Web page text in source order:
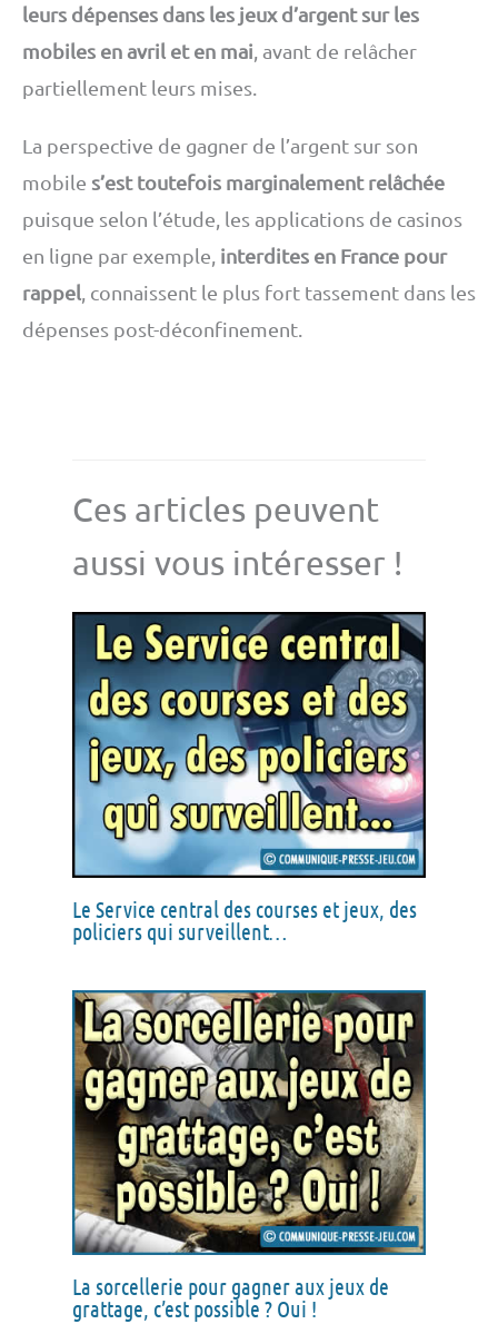
leurs dépenses dans les jeux d’argent sur les
mobiles en avril et en mai , avant de relâcher
partiellement leurs mises.
La perspective de gagner de l’argent sur son
mobile s’est toutefois marginalement relâchée
puisque selon l’étude, les applications de casinos
en ligne par exemple, interdites en France pour
rappel, connaissent le plus fort tassement dans les
dépenses post-déconfinement.
Ces articles peuvent
aussi vous intéresser !
Le Service central des courses et jeux, des
policiers qui surveillent…
La sorcellerie pour gagner aux jeux de
grattage, c’est possible ? Oui !